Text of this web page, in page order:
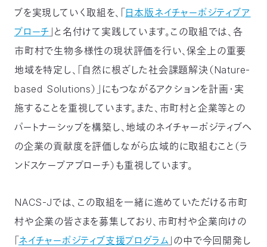
ブを実現していく取組を、「日本版ネイチャーポジティブア
プローチ 」と名付けて実践しています。この取組では、各
市町村で生物多様性の現状評価を行い、保全上の重要
地域を特定し、「自然に根ざした社会課題解決（Nature-
based Solutions）」にもつながるアクションを計画・実
施することを重視しています。また、市町村と企業等との
パートナーシップを構築し、地域のネイチャーポジティブへ
の企業の貢献度を評価しながら広域的に取組むこと（ラ
ンドスケープアプローチ）も重視しています。
NACS-Jでは、この取組を一緒に進めていただける市町
村や企業の皆さまを募集しており、市町村や企業向けの
「ネイチャーポジティブ支援プログラム 」の中で今回開発し